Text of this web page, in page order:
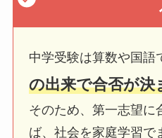
中学受験は算数や国語
の出来で合否が決
そのため、第一志望に
ば、社会を家庭学習で